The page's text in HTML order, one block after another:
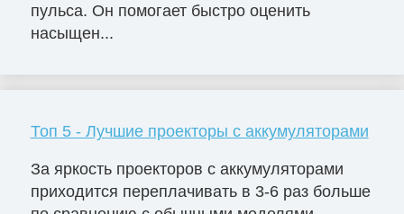
пульса. Он помогает быстро оценить
насыщен...
Топ 5 - Лучшие проекторы с аккумуляторами
За яркость проекторов с аккумуляторами
приходится переплачивать в 3-6 раз больше